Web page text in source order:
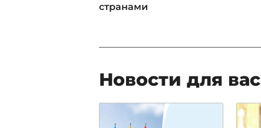
странами
Новости для вас